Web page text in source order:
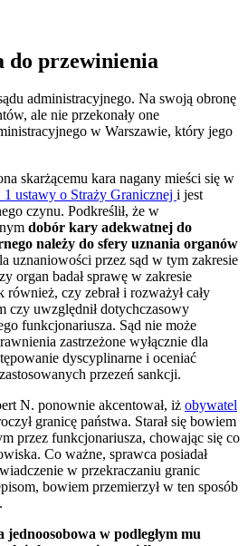
do przewinienia
administracyjnego. Na swoją obronę
ale nie przekonały one
w Warszawie, który jego
skarżącemu kara nagany mieści się w
1 ustawy o Straży Granicznej i jest
czynu. Podkreślił, że w
dobór kary adekwatnej do
należy do sfery uznania organów
uznaniowości przez sąd w tym zakresie
organ badał sprawę w zakresie
czy zebrał i rozważył cały
czy uwzględnił dotychczasowy
funkcjonariusza. Sąd nie może
zastrzeżone wyłącznie dla
dyscyplinarne i oceniać
przezeń sankcji.
N. ponownie akcentował, iż obywatel
granicę państwa. Starał się bowiem
przez funkcjonariusza, chowając się co
Co ważne, sprawca posiadał
w przekraczaniu granic
bowiem przemierzył w ten sposób
jednoosobowa w podległym mu